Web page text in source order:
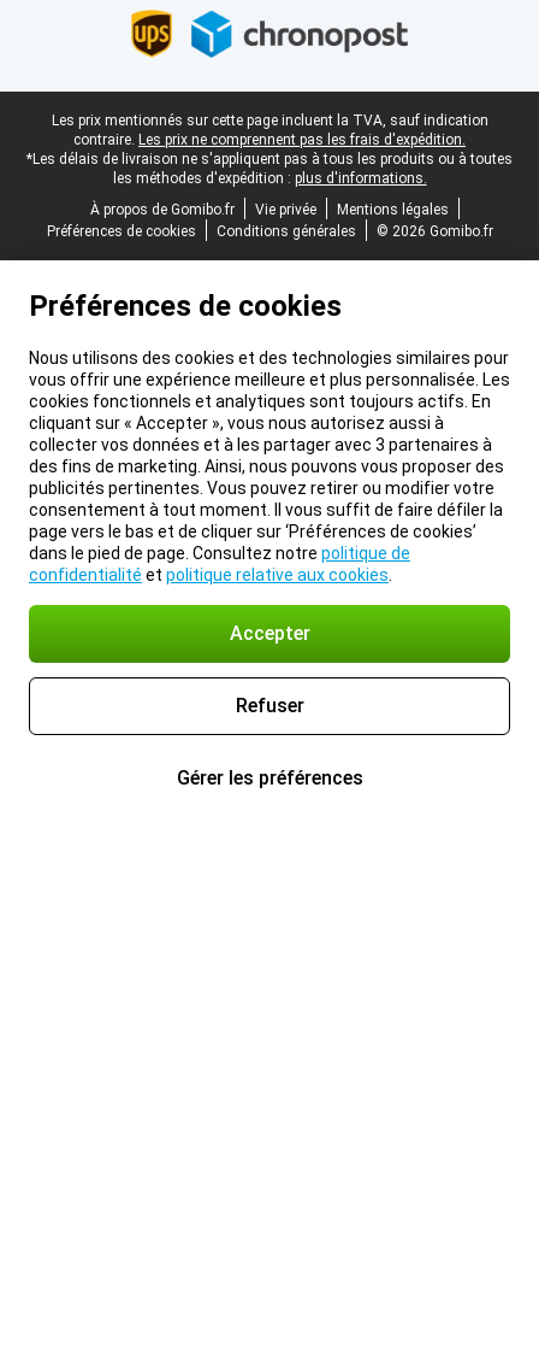
Pied-de-page légal
Les prix mentionnés sur cette page incluent la TVA, sauf indication
contraire. Les prix ne comprennent pas les frais d'expédition.
*Les délais de livraison ne s'appliquent pas à tous les produits ou à toutes
les méthodes d'expédition : plus d'informations.
À propos de Gomibo.fr
Vie privée
Mentions légales
Préférences de cookies
Conditions générales © 2026 Gomibo.fr
Préférences de cookies
Nous utilisons des cookies et des technologies similaires pour
vous offrir une expérience meilleure et plus personnalisée. Les
cookies fonctionnels et analytiques sont toujours actifs. En
cliquant sur « Accepter », vous nous autorisez aussi à
collecter vos données et à les partager avec 3 partenaires à
des fins de marketing. Ainsi, nous pouvons vous proposer des
publicités pertinentes. Vous pouvez retirer ou modifier votre
consentement à tout moment. Il vous suffit de faire défiler la
page vers le bas et de cliquer sur ‘Préférences de cookies’
dans le pied de page. Consultez notre politique de
confidentialité et politique relative aux cookies
Accepter
Refuser
Gérer les préférences